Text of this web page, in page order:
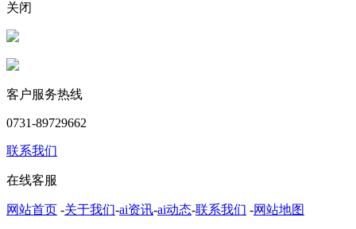
关闭
客户服务热线
0731-89729662
联系我们
在线客服
网站首页 -关于我们-ai资讯-ai动态-联系我们 -网站地图